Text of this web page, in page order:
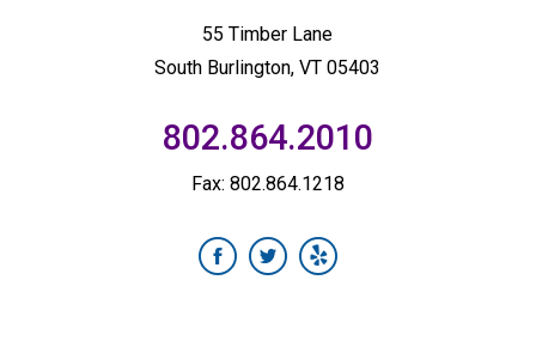
55 Timber Lane
South Burlington, VT 05403
802.864.2010
Fax: 802.864.1218